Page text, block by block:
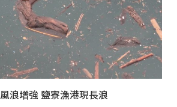
浪增強 鹽寮漁港現長浪